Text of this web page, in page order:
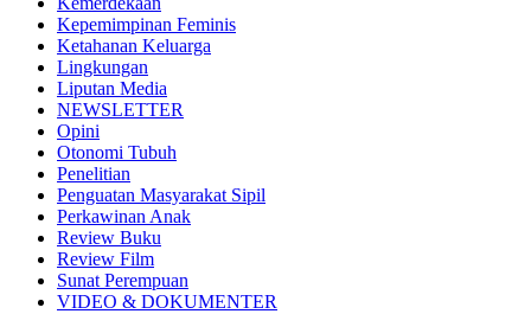
Kepemimpinan Feminis
Ketahanan Keluarga
Lingkungan
Liputan Media
NEWSLETTER
Opini
Otonomi Tubuh
Penelitian
Penguatan Masyarakat Sipil
Perkawinan Anak
Review Buku
Review Film
Sunat Perempuan
VIDEO & DOKUMENTER